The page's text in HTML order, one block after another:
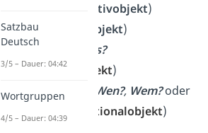
Genitivobjekt)
Wem?
Dativobjekt)
Wen?
Was?
(Akkusativobjekt)
Präposition
Wen?,Wem?oder
Präpositionalobjekt)
Satzbau
Deutsch
3/5 – Dauer: 04:42
Wortgruppen
4/5 – Dauer: 04:39